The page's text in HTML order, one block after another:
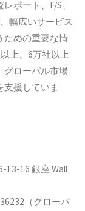
ポート、F/S、
幅広いサービス
ための重要な情
上、6万社以上
グローバル市場
援していま
13-16 銀座 Wall
（グローバ